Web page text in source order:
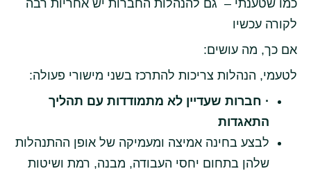
כמו שטענתי – גם להנהלות החברות יש אחריות רבה
לקורה עכשיו
אם כך, מה עושים:
לטעמי, הנהלות צריכות להתרכז בשני מישורי פעולה:
· חברות שעדיין לא מתמודדות עם תהליך
התאגדות
לבצע בחינה אמיצה ומעמיקה של אופן ההתנהלות
שלהן בתחום יחסי העבודה, מבנה, רמת ושיטות